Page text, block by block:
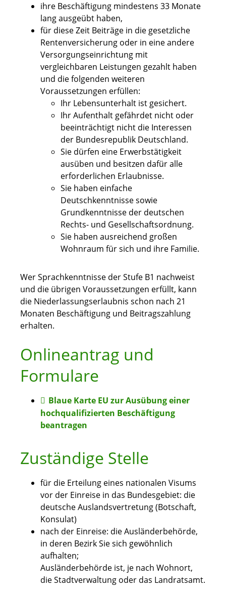
ihre Beschäftigung mindestens 33 Monate
lang ausgeübt haben,
für diese Zeit Beiträge in die gesetzliche
Rentenversicherung oder in eine andere
Versorgungseinrichtung mit
vergleichbaren Leistungen gezahlt haben
und die folgenden weiteren
Voraussetzungen erfüllen:
Ihr Lebensunterhalt ist gesichert.
Ihr Aufenthalt gefährdet nicht oder
beeinträchtigt nicht die Interessen
der Bundesrepublik Deutschland.
Sie dürfen eine Erwerbstätigkeit
ausüben und besitzen dafür alle
erforderlichen Erlaubnisse.
Sie haben einfache
Deutschkenntnisse sowie
Grundkenntnisse der deutschen
Rechts- und Gesellschaftsordnung.
Sie haben ausreichend großen
Wohnraum für sich und ihre Familie.
Wer Sprachkenntnisse der Stufe B1 nachweist
und die übrigen Voraussetzungen erfüllt, kann
die Niederlassungserlaubnis schon nach 21
Monaten Beschäftigung und Beitragszahlung
erhalten.
Onlineantrag und
Formulare
Blaue Karte EU zur Ausübung einer
hochqualifizierten Beschäftigung
beantragen
Zuständige Stelle
für die Erteilung eines nationalen Visums
vor der Einreise in das Bundesgebiet: die
deutsche Auslandsvertretung (Botschaft,
Konsulat)
nach der Einreise: die Ausländerbehörde,
in deren Bezirk Sie sich gewöhnlich
aufhalten;
Ausländerbehörde ist, je nach Wohnort,
die Stadtverwaltung oder das Landratsamt.